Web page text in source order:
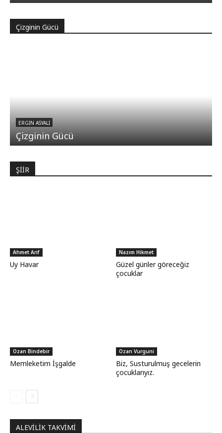
Çizginin Gücü
ERGIN ASYALI
Çizginin Gücü
ŞİİR
Ahmet Arif
Uy Havar
Nazım Hikmet
Güzel günler göreceğiz
çocuklar
Ozan Bindebir
Memleketim İşgalde
Ozan Vurguni
Biz, Susturulmuş gecelerin
çocuklarıyız.
ALEVILIK TAKVIMI